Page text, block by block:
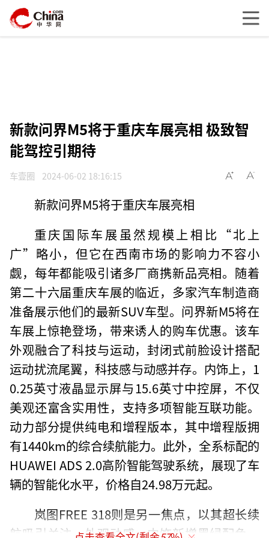
新款问界M5将于重庆车展亮相 极致智
能驾控引期待
车壹圈 2024-06-02 18:16:15
新款问界M5将于重庆车展亮相
重庆国际车展虽然规模上相比“北上
广”略小，但它在西南市场的影响力不容小
觑，每年都能吸引诸多厂商携新品亮相。随着
第二十六届重庆车展的临近，多家汽车制造商
准备展示他们的最新SUV车型。问界新M5将在
车展上惊艳登场，带来诱人的购车优惠。该车
外观融合了科技与运动，封闭式前脸设计搭配
运动扰流尾翼，科技感与动感并存。内饰上，1
0.25英寸液晶显示屏与15.6英寸中控屏，不仅
美观还富含实用性，支持多项智能互联功能。
动力部分提供纯电和增程版本，其中增程版拥
有1440km的综合续航能力。此外，全系标配的
HUAWEI ADS 2.0高阶智能驾驶系统，展现了车
辆的智能化水平，价格自24.98万元起。
岚图FREE 318则是另一焦点，以其超长续
航吸引关注。外观动感，内饰新增黑绿配色，